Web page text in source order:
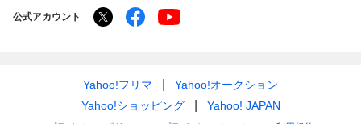
公式アカウント
Yahoo!フリマ
Yahoo!オークション
Yahoo!ショッピング
Yahoo! JAPAN